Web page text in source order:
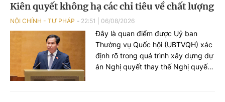
phóng mặt bằng trên toàn bộ quy
mô mặt cắt ngang Vành đai 5. Tổng
diện tích đất chiếm dụng sơ bộ
khoảng 4.011 ha.
Kiên quyết không hạ các chỉ tiêu về chất lượng
NỘI CHÍNH - TƯ PHÁP 22:51 06/08/2026
Đây là quan điểm được Uỷ ban
Thường vụ Quốc hội (UBTVQH) xác
định rõ trong quá trình xây dựng dự
án Nghị quyết thay thế Nghị quyết